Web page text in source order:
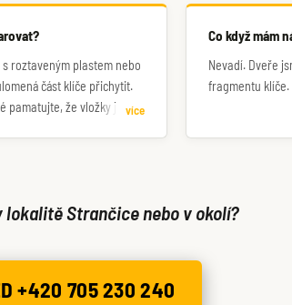
roztaveným plastem nebo
část klíče přichytit.
pamatujte, že vložky jsou z
více
Co když mám
Nevadí. Dveře
fragmentu klíče.
Strančice nebo v okolí?
+420 705 230 240